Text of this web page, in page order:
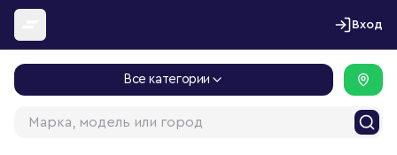
Перейти к содержимому
Вход
Все категории